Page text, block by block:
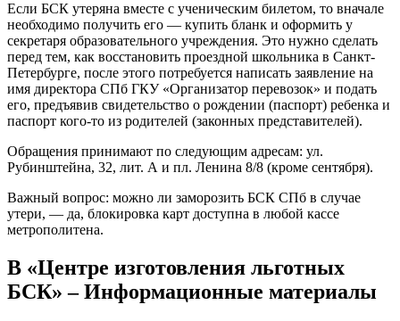
Если БСК утеряна вместе с ученическим билетом, то вначале
необходимо получить его — купить бланк и оформить у
секретаря образовательного учреждения. Это нужно сделать
перед тем, как восстановить проездной школьника в Санкт-
Петербурге, после этого потребуется написать заявление на
имя директора СПб ГКУ «Организатор перевозок» и подать
его, предъявив свидетельство о рождении (паспорт) ребенка и
паспорт кого-то из родителей (законных представителей).
Обращения принимают по следующим адресам: ул.
Рубинштейна, 32, лит. А и пл. Ленина 8/8 (кроме сентября).
Важный вопрос: можно ли заморозить БСК СПб в случае
утери, — да, блокировка карт доступна в любой кассе
метрополитена.
В «Центре изготовления льготных
БСК» – Информационные материалы